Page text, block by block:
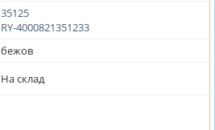
35125
RY-4000821351233
бежов
На склад